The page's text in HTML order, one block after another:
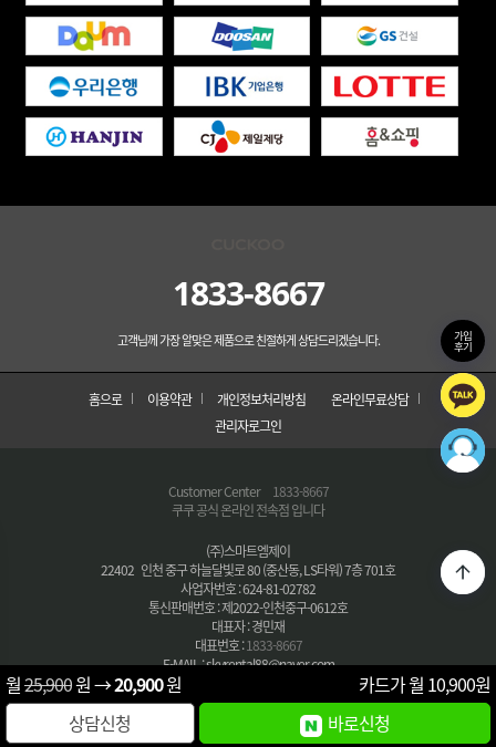
1833-8667
고객님께 가장 알맞은 제품으로 친절하게 상담드리겠습니다.
홈으로 이용약관 개인정보처리방침
온라인무료상담
관리자로그인
Customer Center
1833-8667
쿠쿠 공식 온라인 전속점 입니다
(주)스마트엠제이
22402 인천 중구 하늘달빛로 80 (중산동, LS타워) 7층 701호
사업자번호 : 624-81-02782
통신판매번호 : 제2022-인천중구-0612호
대표자 : 경민재
대표번호 :1833-8667
E-MAIL : skyrental88@naver.com
COPYRIGHT © (주)스마트엠제이 All Right Reserved.
월25,900원 →20,900원 카드가 월 10,900원
상담신청
바로신청
가입
후기